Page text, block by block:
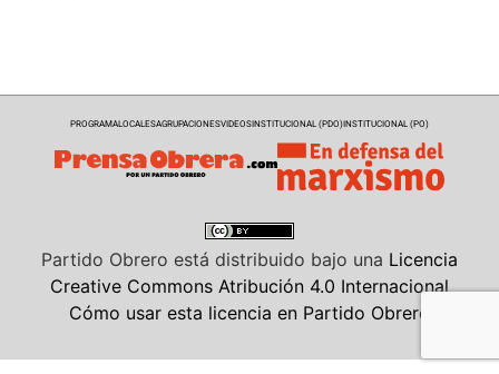
PROGRAMALOCALESAGRUPACIONESVIDEOSINSTITUCIONAL (PDO)INSTITUCIONAL (PO)
Partido Obrero está distribuido bajo una Licencia
Creative Commons Atribución 4.0 Internacional
Cómo usar esta licencia en Partido Obrero